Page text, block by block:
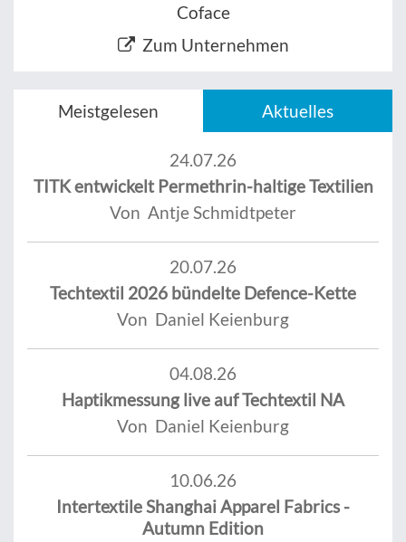
Coface
Zum Unternehmen
Meistgelesen Aktuelles
24.07.26
TITK entwickelt Permethrin-haltige Textilien
Von Antje Schmidtpeter
20.07.26
Techtextil 2026 bündelte Defence-Kette
Von Daniel Keienburg
04.08.26
Haptikmessung live auf Techtextil NA
Von Daniel Keienburg
10.06.26
Intertextile Shanghai Apparel Fabrics -
Autumn Edition